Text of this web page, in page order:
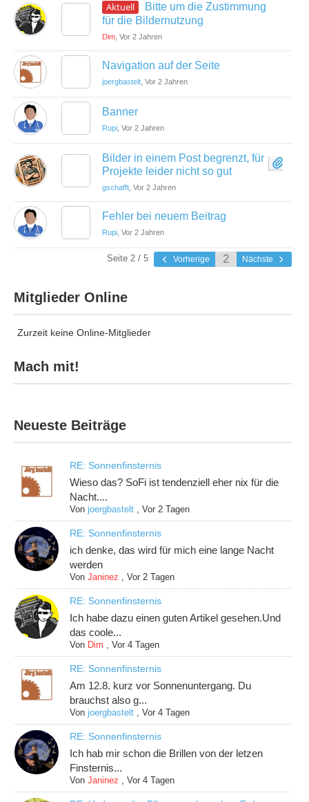
Aktuell
Bitte um die Zustimmung
für die Bildernutzung
Dim , Vor 2 Jahren
Navigation auf der Seite
joergbastelt , Vor 2 Jahren
Banner
Rupi , Vor 2 Jahren
Bilder in einem Post begrenzt, für
Projekte leider nicht so gut
gschafft , Vor 2 Jahren
Fehler bei neuem Beitrag
Rupi , Vor 2 Jahren
Seite 2 / 5 Vorherige Nächste
Mitglieder Online
Zurzeit keine Online-Mitglieder
Mach mit!
Neueste Beiträge
RE: Sonnenfinsternis
Wieso das? SoFi ist tendenziell eher nix für die
Nacht....
Vonjoergbastelt ,Vor 2 Tagen
RE: Sonnenfinsternis
ich denke, das wird für mich eine lange Nacht
werden
VonJaninez ,Vor 2 Tagen
RE: Sonnenfinsternis
Ich habe dazu einen guten Artikel gesehen.Und
das coole...
Von Dim ,Vor 4 Tagen
RE: Sonnenfinsternis
Am 12.8. kurz vor Sonnenuntergang. Du
brauchst also g...
Vonjoergbastelt ,Vor 4 Tagen
RE: Sonnenfinsternis
Ich hab mir schon die Brillen von der letzen
Finsternis...
VonJaninez ,Vor 4 Tagen